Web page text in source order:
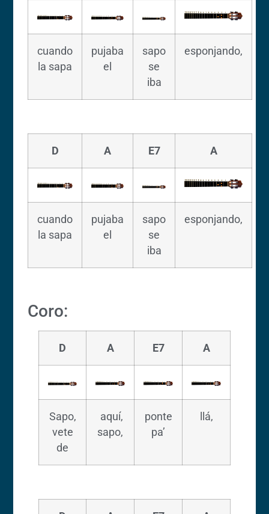
cuando
la sapa
pujaba
el
sapo
se
iba
esponjando,
D A E7 A
cuando
la sapa
pujaba
el
sapo
se
iba
esponjando,
Coro:
D A E7 A
Sapo,
vete
de
aquí,
sapo,
ponte
pa’
llá,